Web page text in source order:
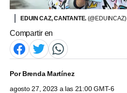
EDUIN CAZ, CANTANTE. (@EDUINCAZ)
Compartir en
PorBrenda Martínez
agosto 27, 2023 a las 21:00 GMT-6